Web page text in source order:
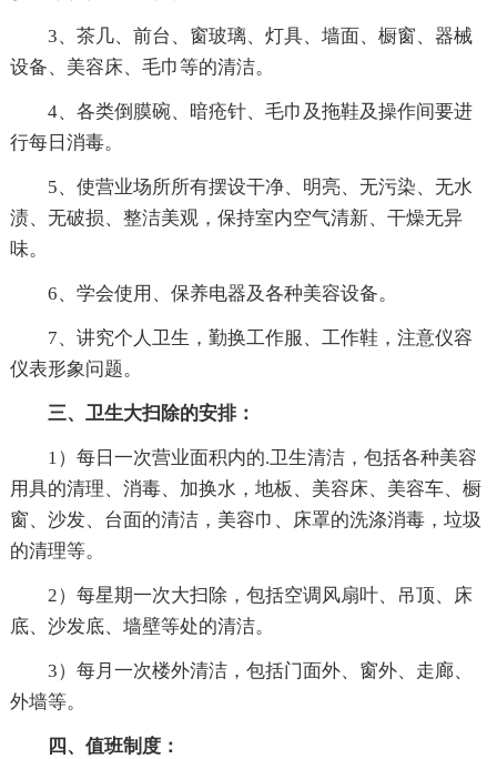
3、茶几、前台、窗玻璃、灯具、墙面、橱窗、器械
设备、美容床、毛巾等的清洁。
4、各类倒膜碗、暗疮针、毛巾及拖鞋及操作间要进
行每日消毒。
5、使营业场所所有摆设干净、明亮、无污染、无水
渍、无破损、整洁美观，保持室内空气清新、干燥无异
味。
6、学会使用、保养电器及各种美容设备。
7、讲究个人卫生，勤换工作服、工作鞋，注意仪容
仪表形象问题。
三、卫生大扫除的安排：
1）每日一次营业面积内的.卫生清洁，包括各种美容
用具的清理、消毒、加换水，地板、美容床、美容车、橱
窗、沙发、台面的清洁，美容巾、床罩的洗涤消毒，垃圾
的清理等。
2）每星期一次大扫除，包括空调风扇叶、吊顶、床
底、沙发底、墙壁等处的清洁。
3）每月一次楼外清洁，包括门面外、窗外、走廊、
外墙等。
四、值班制度：